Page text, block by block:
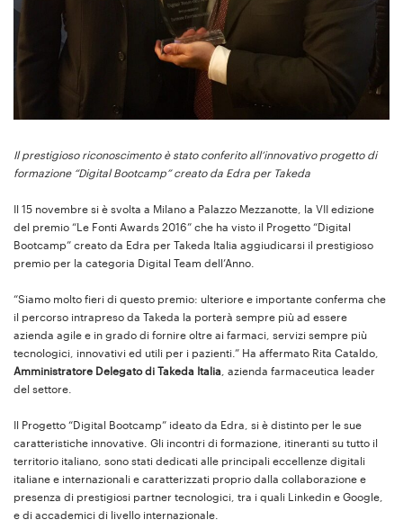
Il prestigioso riconoscimento è stato conferito all’innovativo progetto di
formazione “Digital Bootcamp” creato da Edra per Takeda
Il 15 novembre si è svolta a Milano a Palazzo Mezzanotte, la VII edizione
del premio “Le Fonti Awards 2016” che ha visto il Progetto “Digital
Bootcamp” creato da Edra per Takeda Italia aggiudicarsi il prestigioso
premio per la categoria Digital Team dell’Anno.
“Siamo molto fieri di questo premio: ulteriore e importante conferma che
il percorso intrapreso da Takeda la porterà sempre più ad essere
azienda agile e in grado di fornire oltre ai farmaci, servizi sempre più
tecnologici, innovativi ed utili per i pazienti.” Ha affermato Rita Cataldo,
Amministratore Delegato di Takeda Italia , azienda farmaceutica leader
del settore.
Il Progetto “Digital Bootcamp” ideato da Edra, si è distinto per le sue
caratteristiche innovative. Gli incontri di formazione, itineranti su tutto il
territorio italiano, sono stati dedicati alle principali eccellenze digitali
italiane e internazionali e caratterizzati proprio dalla collaborazione e
presenza di prestigiosi partner tecnologici, tra i quali Linkedin e Google,
e di accademici di livello internazionale.